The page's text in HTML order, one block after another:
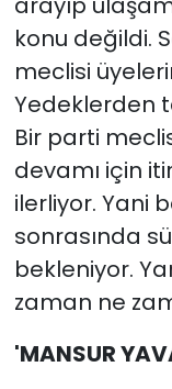
konu değildi.
meclisi
Yedeklerden
Bir parti
devamı için
ilerliyor. Yani
sonrasında
bekleniyor.
zaman ne
'MANSUR